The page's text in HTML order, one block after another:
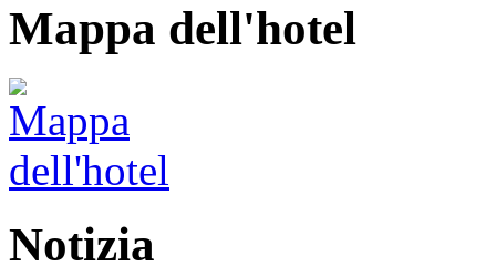
Mappa dell'hotel
Notizia